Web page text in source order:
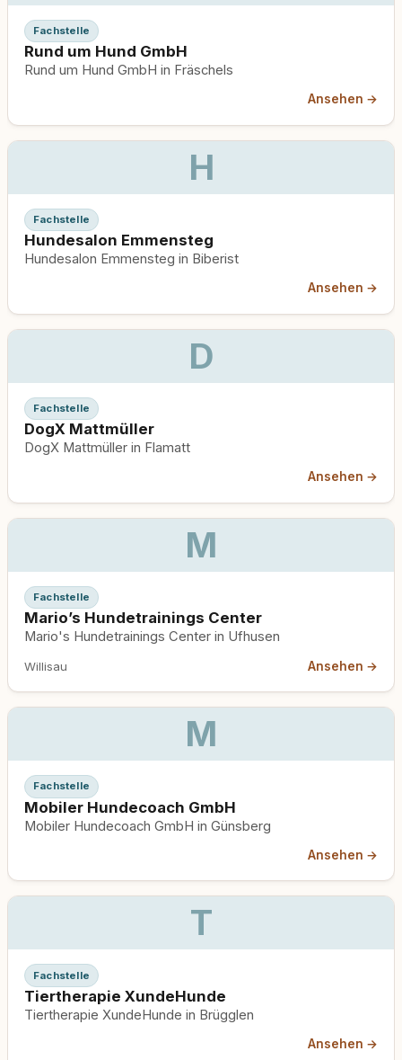
Fachstelle
Rund um Hund GmbH
Rund um Hund GmbH in Fräschels
Ansehen →
H
Fachstelle
Hundesalon Emmensteg
Hundesalon Emmensteg in Biberist
Ansehen →
D
Fachstelle
DogX Mattmüller
DogX Mattmüller in Flamatt
Ansehen →
M
Fachstelle
Mario’s Hundetrainings Center
Mario's Hundetrainings Center in Ufhusen
Willisau Ansehen →
M
Fachstelle
Mobiler Hundecoach GmbH
Mobiler Hundecoach GmbH in Günsberg
Ansehen →
T
Fachstelle
Tiertherapie XundeHunde
Tiertherapie XundeHunde in Brügglen
Ansehen →